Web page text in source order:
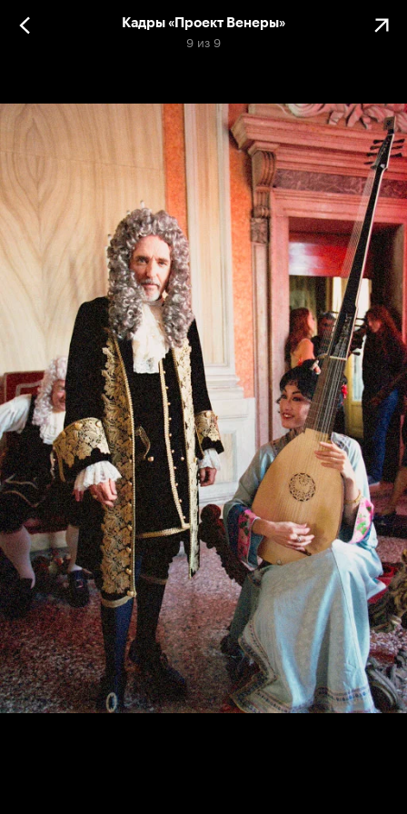
Кадры «Проект Венеры»
9 из 9